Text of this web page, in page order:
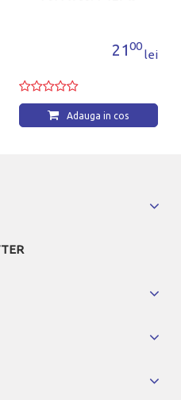
2100
lei
Adauga in cos